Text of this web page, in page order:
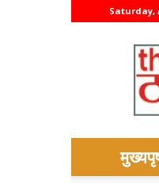
Saturday,